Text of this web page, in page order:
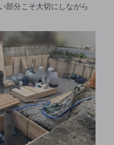
部分こそ大切にしながら